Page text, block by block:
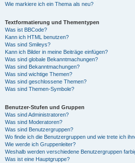
Wie markiere ich ein Thema als neu?
Textformatierung und Thementypen
Was ist BBCode?
Kann ich HTML benutzen?
Was sind Smileys?
Kann ich Bilder in meine Beiträge einfügen?
Was sind globale Bekanntmachungen?
Was sind Bekanntmachungen?
Was sind wichtige Themen?
Was sind geschlossene Themen?
Was sind Themen-Symbole?
Benutzer-Stufen und Gruppen
Was sind Administratoren?
Was sind Moderatoren?
Was sind Benutzergruppen?
Wo finde ich die Benutzergruppen und wie trete ich
Wie werde ich Gruppenleiter?
Weshalb werden verschiedene Benutzergruppen
Was ist eine Hauptgruppe?